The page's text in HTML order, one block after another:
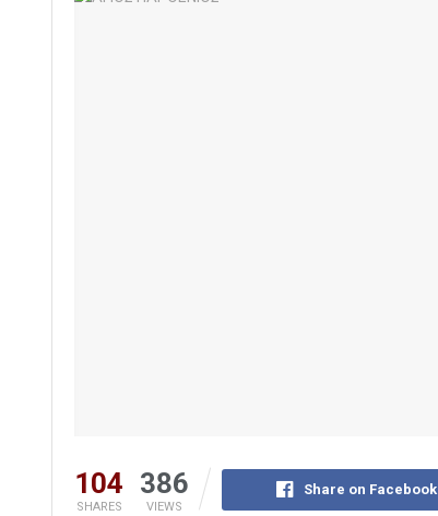
104
SHARES
386
VIEWS
Share on Facebook